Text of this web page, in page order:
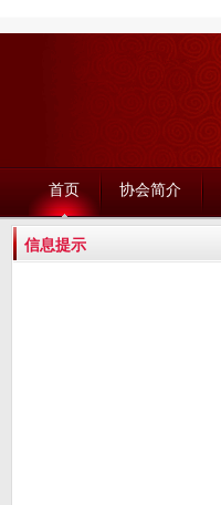
首页 协会简介
信息提示